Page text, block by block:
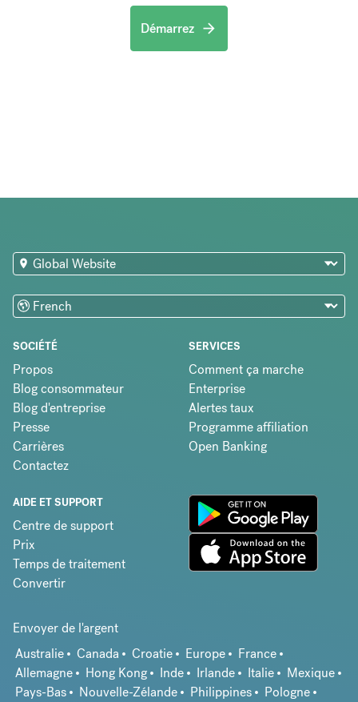
Démarrez
SOCIÉTÉ
Propos
Blog consommateur
Blog d'entreprise
Presse
Carrières
Contactez
SERVICES
Comment ça marche
Enterprise
Alertes taux
Programme affiliation
Open Banking
AIDE ET SUPPORT
Centre de support
Prix
Temps de traitement
Convertir
Envoyer de l'argent
Australie
Canada Croatie Europe
France
Allemagne
Hong Kong Inde Irlande Italie
Mexique
Pays-Bas
Nouvelle-Zélande Philippines
Pologne